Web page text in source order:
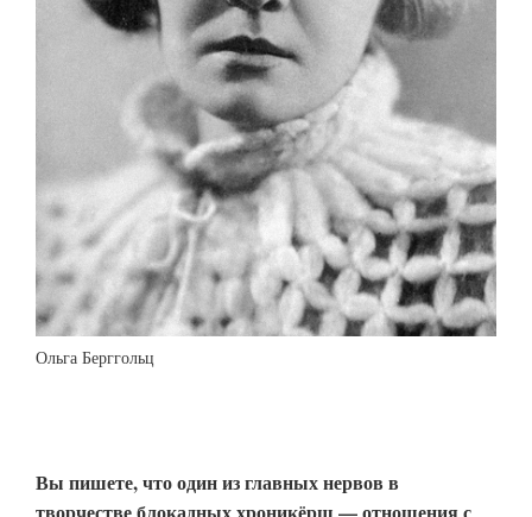
Ольга Берггольц
Вы пишете, что один из главных нервов в